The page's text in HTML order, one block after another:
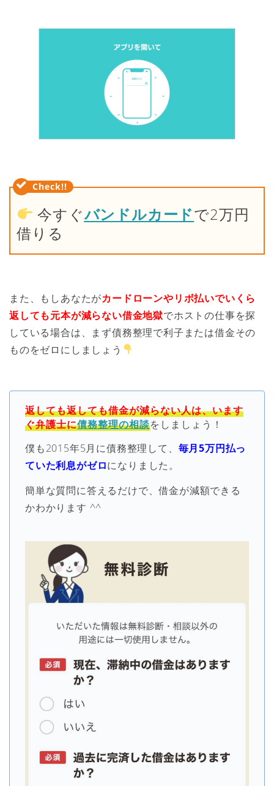
今すぐバンドルカードで2万円
借りる
また、もしあなたがカードローンやリボ払いでいくら
返しても元本が減らない借金地獄でホストの仕事を探
している場合は、まず債務整理で利子または借金その
ものをゼロにしましょう
返しても返しても借金が減らない人は、います
ぐ弁護士に債務整理の相談をしましょう！
僕も2015年5月に債務整理して、 毎月5万円払っ
ていた利息がゼロになりました。
簡単な質問に答えるだけで、借金が減額できる
かわかります ^^